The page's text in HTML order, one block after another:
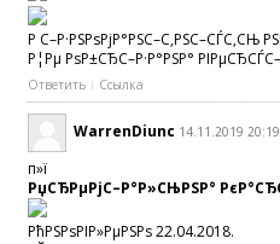
Р С–Р·РЅРѕРјР°РЅС–С‚РЅС–СЃС‚СЊ
Р¦Рµ РѕР±СЂС–Р·Р°РЅР°
Ответить Ссылка
WarrenDiunc 14.11.2019
п»ї
РџСЂРµРјС–Р°Р»СЊРЅР°
РћРЅРѕРІР»РµРЅРѕ 22.04.2018.